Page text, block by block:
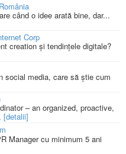
când o idee arată bine, dar...
Corp
creation și tendințele digitale?
social media, care să știe cum
– an organized, proactive,
[detalii]
Manager cu minimum 5 ani